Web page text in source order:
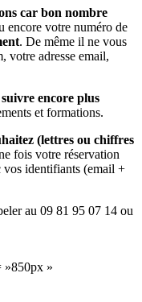
car bon nombre
encore votre numéro de
. De même il ne vous
votre adresse email,
encore plus
et formations.
(lettres ou chiffres
fois votre réservation
vos identifiants (email +
au 09 81 95 07 14 ou
»850px »